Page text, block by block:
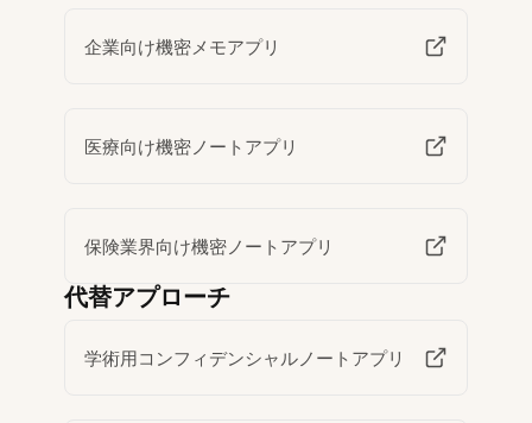
企業向け機密メモアプリ
医療向け機密ノートアプリ
保険業界向け機密ノートアプリ
代替アプローチ
学術用コンフィデンシャルノートアプリ